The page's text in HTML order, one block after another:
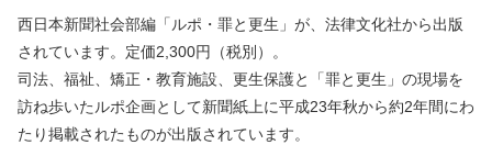
西日本新聞社会部編「ルポ・罪と更生」が、法律文化社から出版
されています。定価2,300円（税別）。
司法、福祉、矯正・教育施設、更生保護と「罪と更生」の現場を
訪ね歩いたルポ企画として新聞紙上に平成23年秋から約2年間にわ
たり掲載されたものが出版されています。